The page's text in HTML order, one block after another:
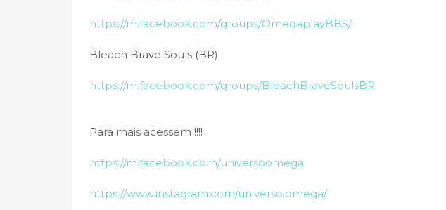
https://m.facebook.com/groups/OmegaplayBBS/
Bleach Brave Souls (BR)
https://m.facebook.com/groups/BleachBraveSoulsBR
Para mais acessem !!!!
https://m.facebook.com/universoomega
https://www.instagram.com/universo.omega/